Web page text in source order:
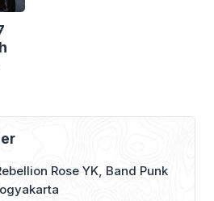
Rose YK, Band Punk